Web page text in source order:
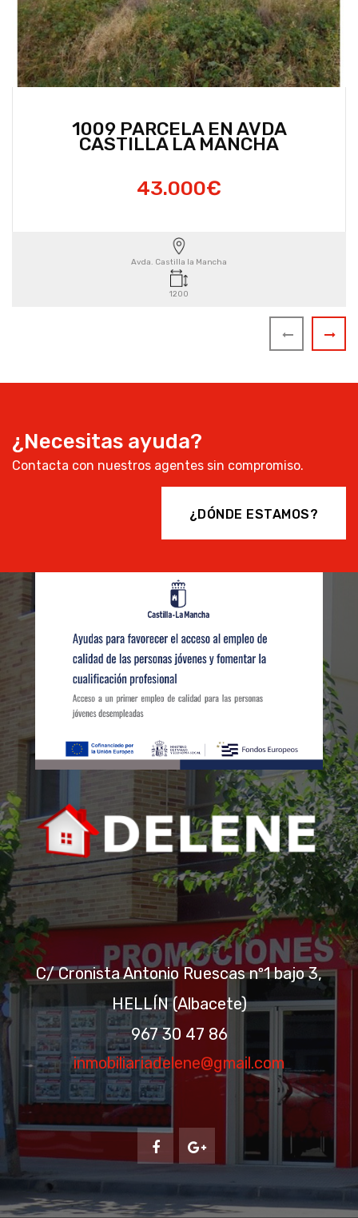
1009 PARCELA EN AVDA
CASTILLA LA MANCHA
43.000€
Avda. Castilla la Mancha
1200
¿Necesitas ayuda?
Contacta con nuestros agentes sin compromiso.
¿DÓNDE ESTAMOS?
C/ Cronista Antonio Ruescas nº1 bajo 3,
HELLÍN (Albacete)
967 30 47 86
inmobiliariadelene@gmail.com